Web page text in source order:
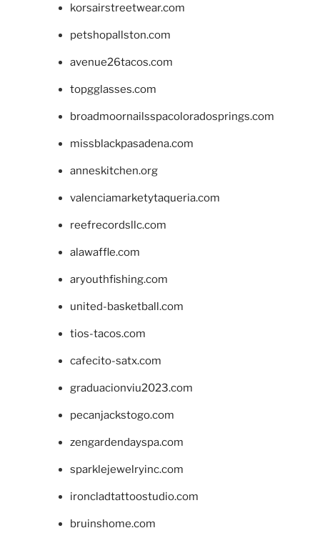
korsairstreetwear.com
petshopallston.com
avenue26tacos.com
topgglasses.com
broadmoornailsspacoloradosprings.com
missblackpasadena.com
anneskitchen.org
valenciamarketytaqueria.com
reefrecordsllc.com
alawaffle.com
aryouthfishing.com
united-basketball.com
tios-tacos.com
cafecito-satx.com
graduacionviu2023.com
pecanjackstogo.com
zengardendayspa.com
sparklejewelryinc.com
ironcladtattoostudio.com
bruinshome.com